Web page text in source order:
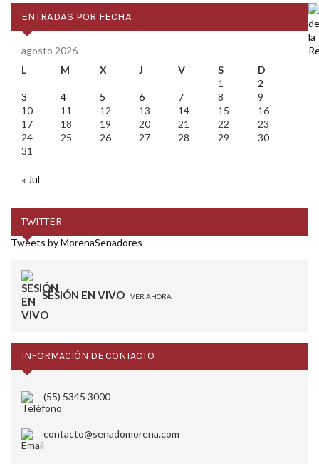
ENTRADAS POR FECHA
agosto 2026
L
M X J V S
D
1
2
3
4 5 6 7 8
9
10
11 12 13 14 15
16
17
18 19 20 21 22
23
24
25 26 27 28 29
30
31
« Jul
TWITTER
Tweets by MorenaSenadores
SESIÓN EN VIVO VER AHORA
INFORMACIÓN DE CONTACTO
(55) 5345 3000
contacto@senadomorena.com